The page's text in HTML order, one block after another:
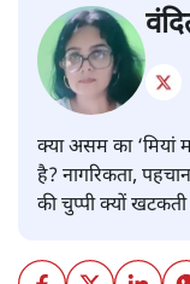
क्या असम का ‘मियां
है? नागरिकता,
की चुप्पी क्यों